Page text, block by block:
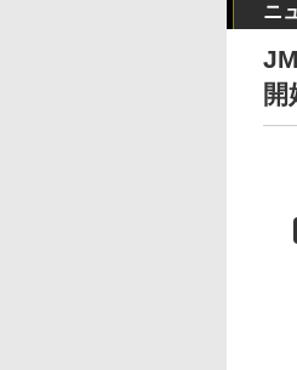
ニ
開